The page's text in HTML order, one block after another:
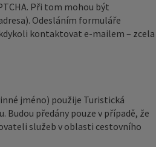
Při tom mohou být
Odesláním formuláře
kontaktovat e‑mailem – zcela
jméno) použije Turistická
předány pouze v případě, že
služeb v oblasti cestovního